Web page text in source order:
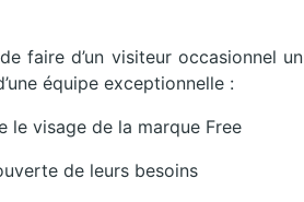
faire d’un visiteur occasionnel un
équipe exceptionnelle :
le visage de la marque Free
de leurs besoins